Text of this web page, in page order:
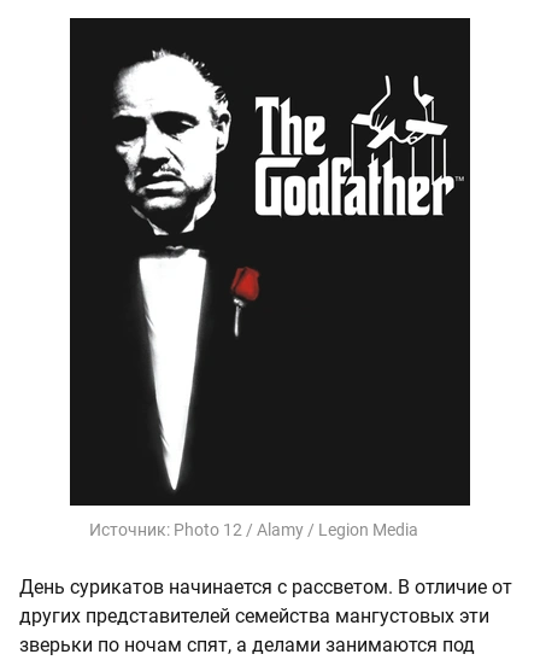
Источник: Photo 12 / Alamy / Legion Media
День сурикатов начинается с рассветом. В отличие от
других представителей семейства мангустовых эти
зверьки по ночам спят, а делами занимаются под